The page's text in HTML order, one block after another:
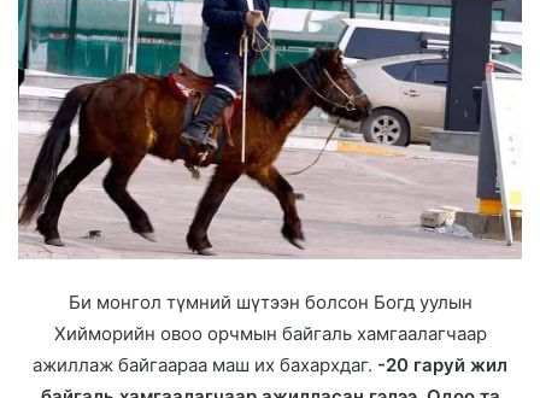
Би монгол түмний шүтээн болсон Богд уулын
Хийморийн овоо орчмын байгаль хамгаалагчаар
ажиллаж байгаараа маш их бахархдаг. -20 гаруй жил